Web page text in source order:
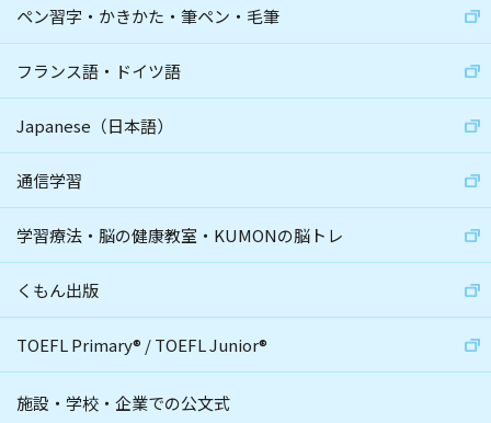
ペン習字・かきかた・筆ペン・毛筆
フランス語・ドイツ語
Japanese（日本語）
通信学習
学習療法・脳の健康教室・KUMONの脳トレ
くもん出版
TOEFL Primary® /TOEFL Junior®
施設・学校・企業での公文式